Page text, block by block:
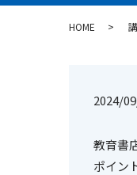
HOME
2024/
教育書
ポイン